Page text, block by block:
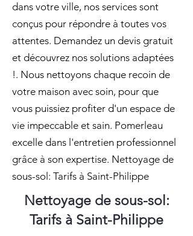
dans votre ville, nos services sont
conçus pour répondre à toutes vos
attentes. Demandez un devis gratuit
et découvrez nos solutions adaptées
!. Nous nettoyons chaque recoin de
votre maison avec soin, pour que
vous puissiez profiter d'un espace de
vie impeccable et sain. Pomerleau
excelle dans l'entretien professionnel
grâce à son expertise. Nettoyage de
sous-sol: Tarifs à Saint-Philippe
Nettoyage de sous-sol:
Tarifs à Saint-Philippe